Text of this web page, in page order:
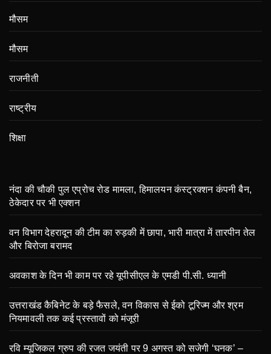
मौसम
मौसम
राजनीती
राष्ट्रीय
शिक्षा
नंदा की चौकी पुल एप्रोच रोड मामला, हिमालयन कंस्ट्रक्शन कंपनी बैन,
ठेकेदार पर भी एक्शन
वन विभाग देहरादून की टीम का रुड़की में छापा, भारी मात्रा में तारपीन तेल
और बिरोजा बरामद
अवकाश के दिन भी काम पर रहे यूपीसीएल के एमडी पी.सी. ध्यानी
उत्तराखंड कैबिनेट के बड़े फैसले, वन विकास से ईको टूरिज्म और श्रम
नियमावली तक कई प्रस्तावों को मंजूरी
रवि म्यूजिकल ग्रुप की रजत जयंती पर 9 अगस्त को सजेगी ‘घनक’ –